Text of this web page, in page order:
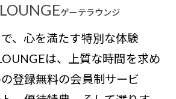
ゲーテラウンジ
、心を満たす特別な体験
は、上質な時間を求め
登録無料の会員制サービ